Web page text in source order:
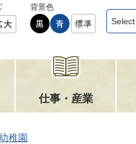
背景色
仕事・産業
稚園